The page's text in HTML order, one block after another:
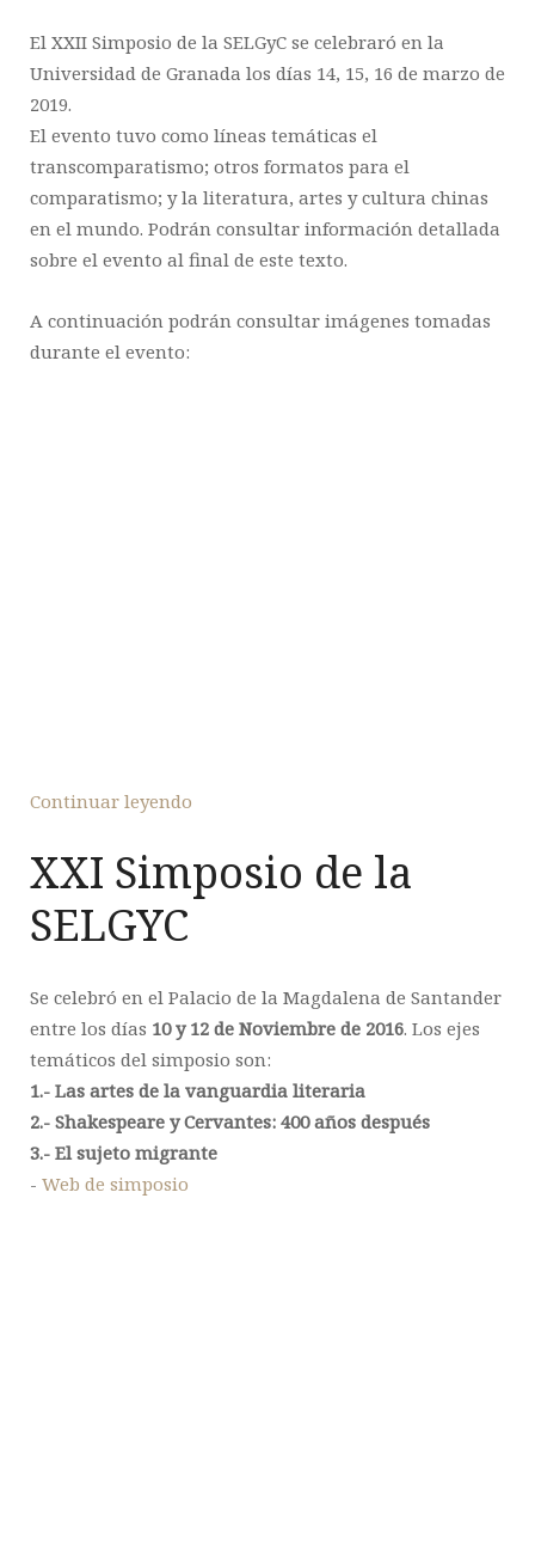
El XXII Simposio de la SELGyC se celebraró en la
Universidad de Granada los días 14, 15, 16 de marzo de
2019.
El evento tuvo como líneas temáticas el
transcomparatismo; otros formatos para el
comparatismo; y la literatura, artes y cultura chinas
en el mundo. Podrán consultar información detallada
sobre el evento al final de este texto.
A continuación podrán consultar imágenes tomadas
durante el evento:
Continuar leyendo
XXI Simposio de la
SELGYC
Se celebró en el Palacio de la Magdalena de Santander
entre los días 10 y 12 de Noviembre de 2016. Los ejes
temáticos del simposio son:
1.- Las artes de la vanguardia literaria
2.- Shakespeare y Cervantes: 400 años después
3.- El sujeto migrante
- Web de simposio